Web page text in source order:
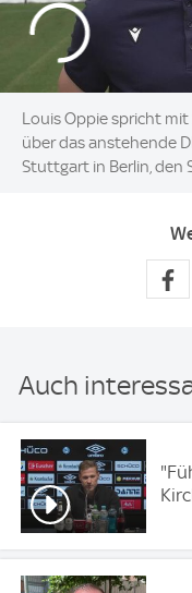
Louis Oppie spricht mit
über das anstehende
Stuttgart in Berlin, den
Auch